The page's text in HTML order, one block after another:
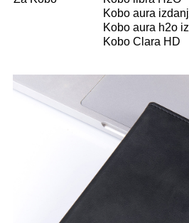
Kobo aura
Kobo aura h2o
Kobo Clara HD